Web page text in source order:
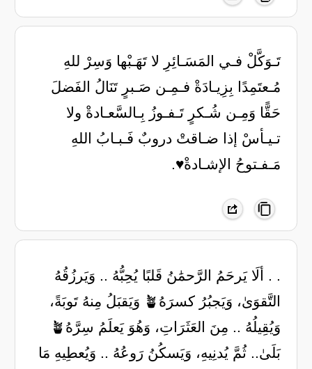
تَـوَكَّلْ فـي المَسَـائِرِ لا تَهَـبْها وَسِرْ للهِ
مُـعتَمِدًا بِزِيـادَةْ فـمِـن صَـبرٍ تَنَالُ الفَضلَ
حَقًّا وَمِـن شُـكرٍ تَـفـوزُ بِـالسَّعـادةْ ولا
تـيـأسْ إذا ضـاقتْ دروبٌ فَـبـابُ اللهِ
مَـفـتوحُ الإشـادةْ♥️.
. . ألَا يَرحَمُ الرَّحمَٰنُ قَلبًا يُحِبُّهُ .. وَيَرزُقُهُ
التَّقوَىٰ، وَيَجبُرُ كسرَهُ🪴 وَيَقبَلُ مِنهُ تَوبَةً،
وَيُقِيلُهُ .. مِنَ العَثَرَاتِ، وَهُوَ يَعلَمُ سِرَّهُ🪴
بَلَىٰ.. ثُمَّ يُدنِيهِ، وَيَسكُنُ رَوعُهُ .. وَيُعطِيهِ مَا